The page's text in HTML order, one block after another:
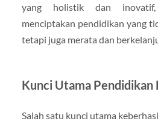
yang holistik dan inovatif,
menciptakan pendidikan yang
tetapi juga merata dan
Kunci Utama Pendidikan
Salah satu kunci utama